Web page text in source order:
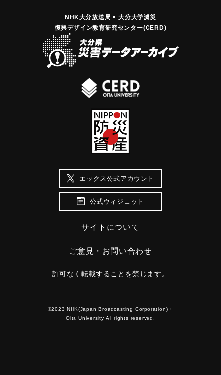
NHK大分放送局 × 大分大学減災
復興デザイン教育研究センター(CERD)
エックス公式アカウント
公式ウィジェット
サイトについて
ご意見・お問い合わせ
許可なく転載することを禁じます。
©2023 NHK(Japan Broadcasting Corporation)・
Oita University All rights reserved.